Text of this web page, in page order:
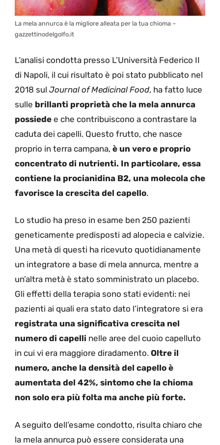
La mela annurca è la migliore alleata per la tua chioma –
gazzettinodelgolfo.it
L’analisi condotta presso L’Università Federico II
di Napoli, il cui risultato è poi stato pubblicato nel
2018 sul Journal of Medicinal Food, ha fatto luce
sulle brillanti proprietà che la mela annurca
possiede e che contribuiscono a contrastare la
caduta dei capelli. Questo frutto, che nasce
proprio in terra campana, è un vero e proprio
concentrato di nutrienti. In particolare, essa
contiene la procianidina B2, una molecola che
favorisce la crescita del capello.
Lo studio ha preso in esame ben 250 pazienti
geneticamente predisposti ad alopecia e calvizie.
Una metà di questi ha ricevuto quotidianamente
un integratore a base di mela annurca, mentre a
un’altra metà è stato somministrato un placebo.
Gli effetti della terapia sono stati evidenti: nei
pazienti ai quali era stato dato l’integratore si era
registrata una significativa crescita nel
numero di capelli nelle aree del cuoio capelluto
in cui vi era maggiore diradamento. Oltre il
numero, anche la densità del capello è
aumentata del 42%, sintomo che la chioma
non solo era più folta ma anche più forte.
A seguito dell’esame condotto, risulta chiaro che
la mela annurca può essere considerata una